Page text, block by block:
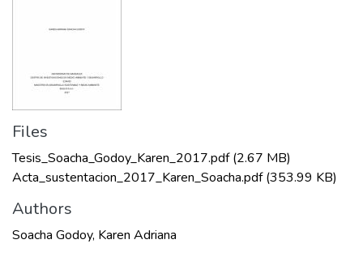
Files
Tesis_Soacha_Godoy_Karen_2017.pdf(2.67 MB)
Acta_sustentacion_2017_Karen_Soacha.pdf(353.99 KB)
Authors
Soacha Godoy, Karen Adriana